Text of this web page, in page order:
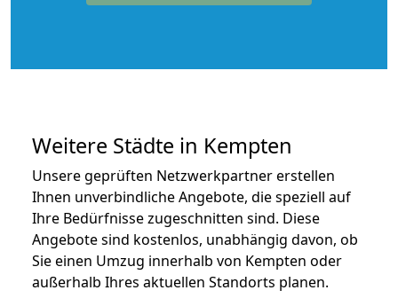
Weitere Städte in Kempten
Unsere geprüften Netzwerkpartner erstellen
Ihnen unverbindliche Angebote, die speziell auf
Ihre Bedürfnisse zugeschnitten sind. Diese
Angebote sind kostenlos, unabhängig davon, ob
Sie einen Umzug innerhalb von Kempten oder
außerhalb Ihres aktuellen Standorts planen.